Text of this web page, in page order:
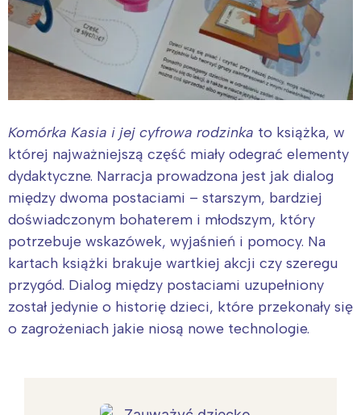
Komórka Kasia i jej cyfrowa rodzinka to książka, w
której najważniejszą część miały odegrać elementy
dydaktyczne. Narracja prowadzona jest jak dialog
między dwoma postaciami – starszym, bardziej
doświadczonym bohaterem i młodszym, który
potrzebuje wskazówek, wyjaśnień i pomocy. Na
kartach książki brakuje wartkiej akcji czy szeregu
przygód. Dialog między postaciami uzupełniony
został jedynie o historię dzieci, które przekonały się
o zagrożeniach jakie niosą nowe technologie.